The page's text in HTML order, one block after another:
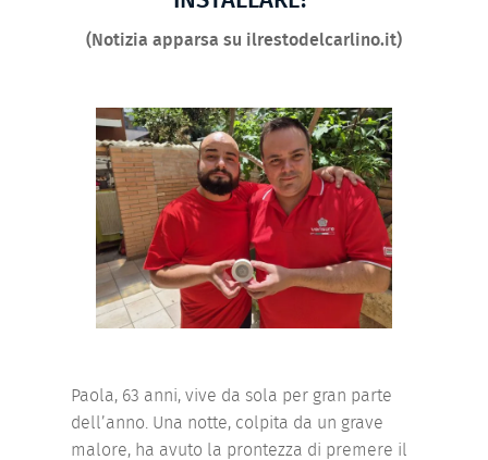
(Notizia apparsa su ilrestodelcarlino.it)
Paola, 63 anni, vive da sola per gran parte
dell’anno. Una notte, colpita da un grave
malore, ha avuto la prontezza di premere il